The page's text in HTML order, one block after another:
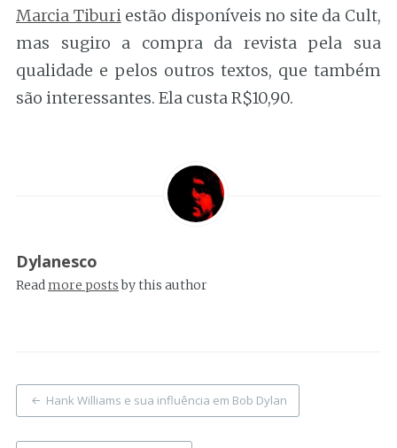
Marcia Tiburiestão disponíveis no site da Cult,
mas sugiro a compra da revista pela sua
qualidade e pelos outros textos, que também
são interessantes. Ela custa R$10,90.
Dylanesco
Readmore postsby this author
Post
navigation
Hank Williams e sua influência em Bob Dylan